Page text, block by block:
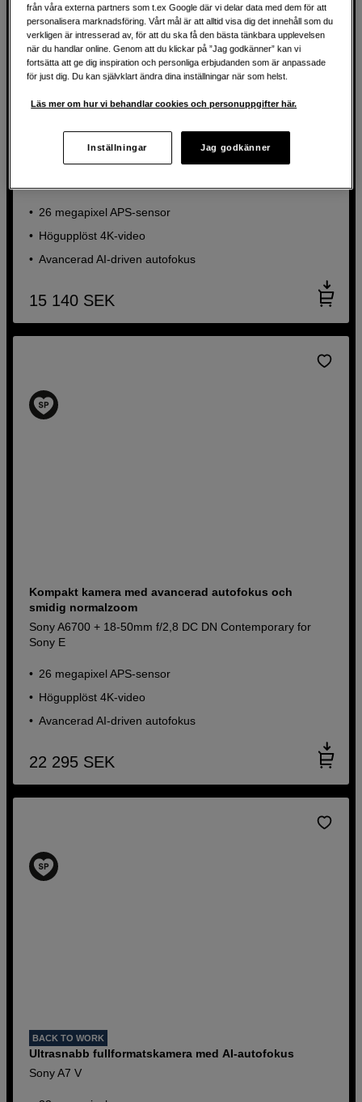
Kompakt kamera med avancerad autofokus och 4K-
upplösning
26 megapixel APS-sensor
Högupplöst 4K-video
Avancerad AI-driven autofokus
15 140 SEK
Kompakt kamera med avancerad autofokus och
smidig normalzoom
Sony A6700 + 18-50mm f/2,8 DC DN Contemporary for
Sony E
26 megapixel APS-sensor
Högupplöst 4K-video
Avancerad AI-driven autofokus
22 295 SEK
BACK TO WORK
Ultrasnabb fullformatskamera med AI-autofokus
Sony A7 V
från våra externa partners som t.ex Google där vi delar data med dem för att
personalisera marknadsföring. Vårt mål är att alltid visa dig det innehåll som du
verkligen är intresserad av, för att du ska få den bästa tänkbara upplevelsen
när du handlar online. Genom att du klickar på ”Jag godkänner” kan vi
fortsätta att ge dig inspiration och personliga erbjudanden som är anpassade
för just dig. Du kan självklart ändra dina inställningar när som helst.
Läs mer om hur vi behandlar cookies och personuppgifter här.
Inställningar Jag godkänner